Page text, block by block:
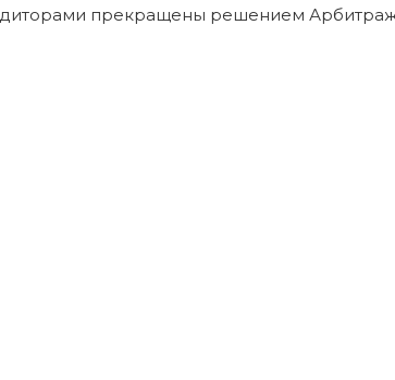
прекращены решением